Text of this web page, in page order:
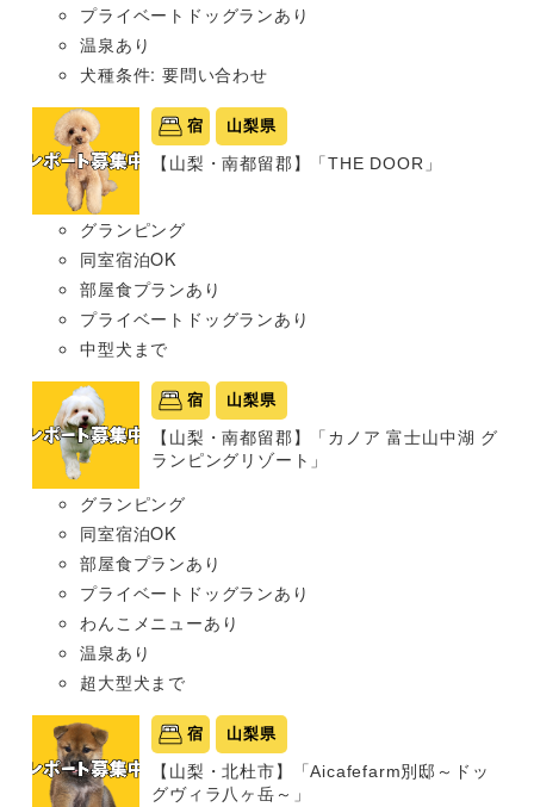
プライベートドッグランあり
温泉あり
犬種条件: 要問い合わせ
宿 山梨県
【山梨・南都留郡】「THE DOOR」
グランピング
同室宿泊OK
部屋食プランあり
プライベートドッグランあり
中型犬まで
宿 山梨県
【山梨・南都留郡】「カノア 富士山中湖 グ
ランピングリゾート」
グランピング
同室宿泊OK
部屋食プランあり
プライベートドッグランあり
わんこメニューあり
温泉あり
超大型犬まで
宿 山梨県
【山梨・北杜市】「Aicafefarm別邸～ドッ
グヴィラ八ヶ岳～」